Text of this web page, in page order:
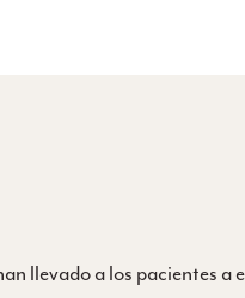
llevado a los pacientes a